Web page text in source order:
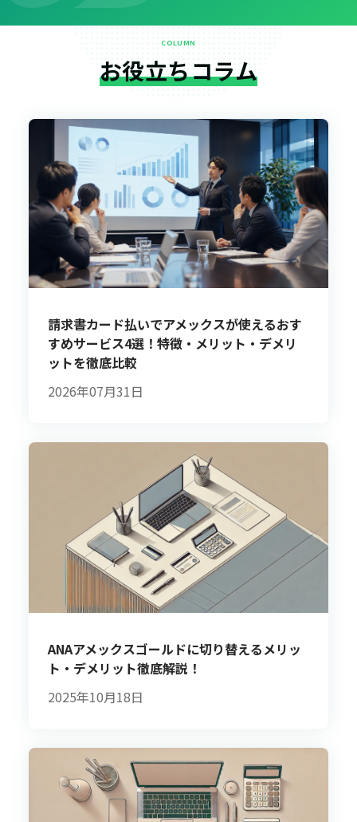
COLUMN
お役立ちコラム
請求書カード払いでアメックスが使えるおす
すめサービス4選！特徴・メリット・デメリ
ットを徹底比較
2026年07月31日
ANAアメックスゴールドに切り替えるメリッ
ト・デメリット徹底解説！
2025年10月18日